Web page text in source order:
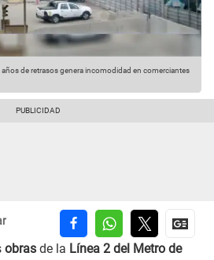
de retrasos genera incomodidad en comerciantes
obras de la Línea 2 del Metro de